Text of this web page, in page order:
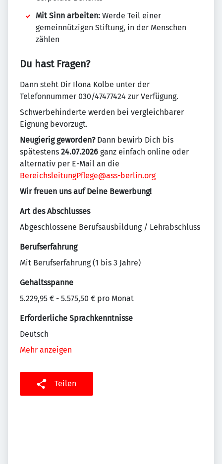
Mit Sinn arbeiten: Werde Teil einer
gemeinnützigen Stiftung, in der Menschen
zählen
Du hast Fragen?
Dann steht Dir Ilona Kolbe unter der
Telefonnummer 030/47477424 zur Verfügung.
Schwerbehinderte werden bei vergleichbarer
Eignung bevorzugt.
Neugierig geworden?Dann bewirb Dich bis
spätestens 24.07.2026 ganz einfach online oder
alternativ per E-Mail an die
BereichsleitungPflege@ass-berlin.org
Wir freuen uns auf Deine Bewerbung!
Art des Abschlusses
Abgeschlossene Berufsausbildung / Lehrabschluss
Berufserfahrung
Mit Berufserfahrung (1 bis 3 Jahre)
Gehaltsspanne
5.229,95 € - 5.575,50 € pro Monat
Erforderliche Sprachkenntnisse
Deutsch
Mehr anzeigen
Teilen